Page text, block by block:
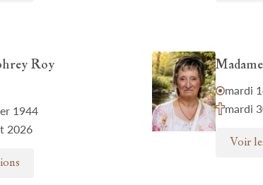
Roy
1944
2026
mardi
mardi
Voir